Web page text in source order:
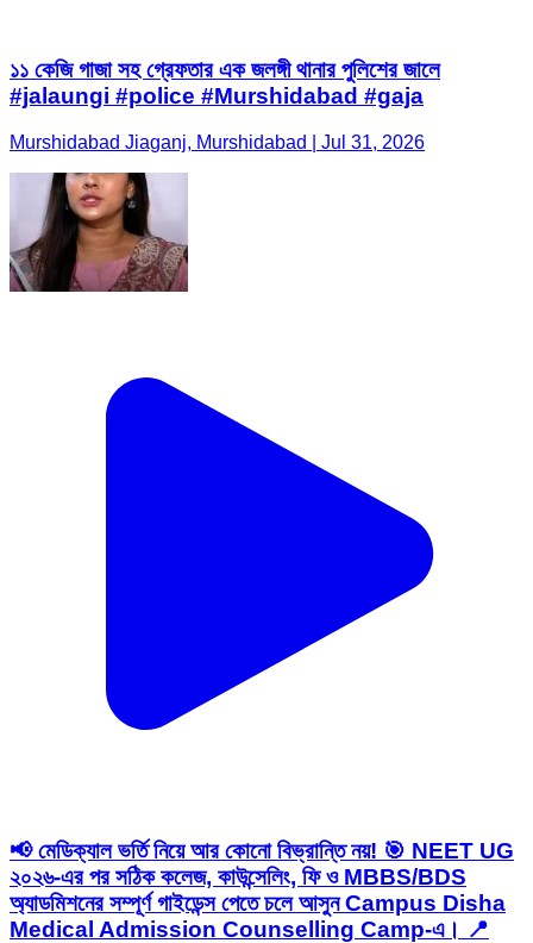
১১ কেজি গাজা সহ গ্রেফতার এক জলঙ্গী থানার পুলিশের জালে
#jalaungi #police #Murshidabad #gaja
Murshidabad Jiaganj, Murshidabad | Jul 31, 2026
📢 মেডিক্যাল ভর্তি নিয়ে আর কোনো বিভ্রান্তি নয়! 🎯 NEET UG
২০২৬-এর পর সঠিক কলেজ, কাউন্সেলিং, ফি ও MBBS/BDS
অ্যাডমিশনের সম্পূর্ণ গাইডেন্স পেতে চলে আসুন Campus Disha
Medical Admission Counselling Camp-এ। 📍